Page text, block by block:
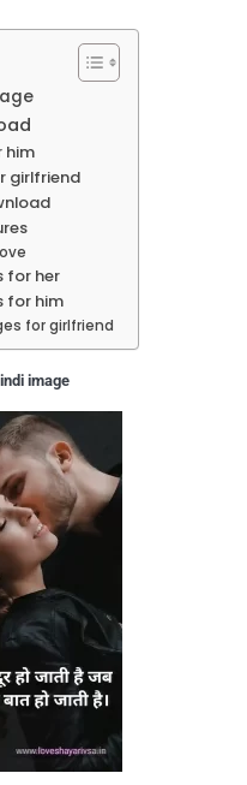
him
girlfriend
for her
for him
for girlfriend
image